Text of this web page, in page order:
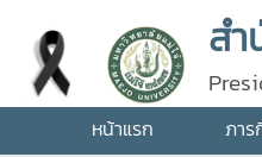
สำ
หน้าแรก ภาร